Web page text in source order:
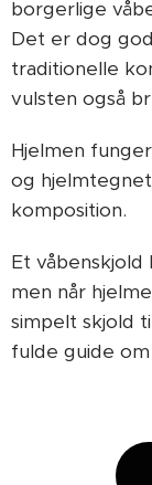
borgerlige
Det er dog
traditionelle
vulsten også
Hjelmen
og
komposition.
Et
men når
simpelt skjold
fulde guide